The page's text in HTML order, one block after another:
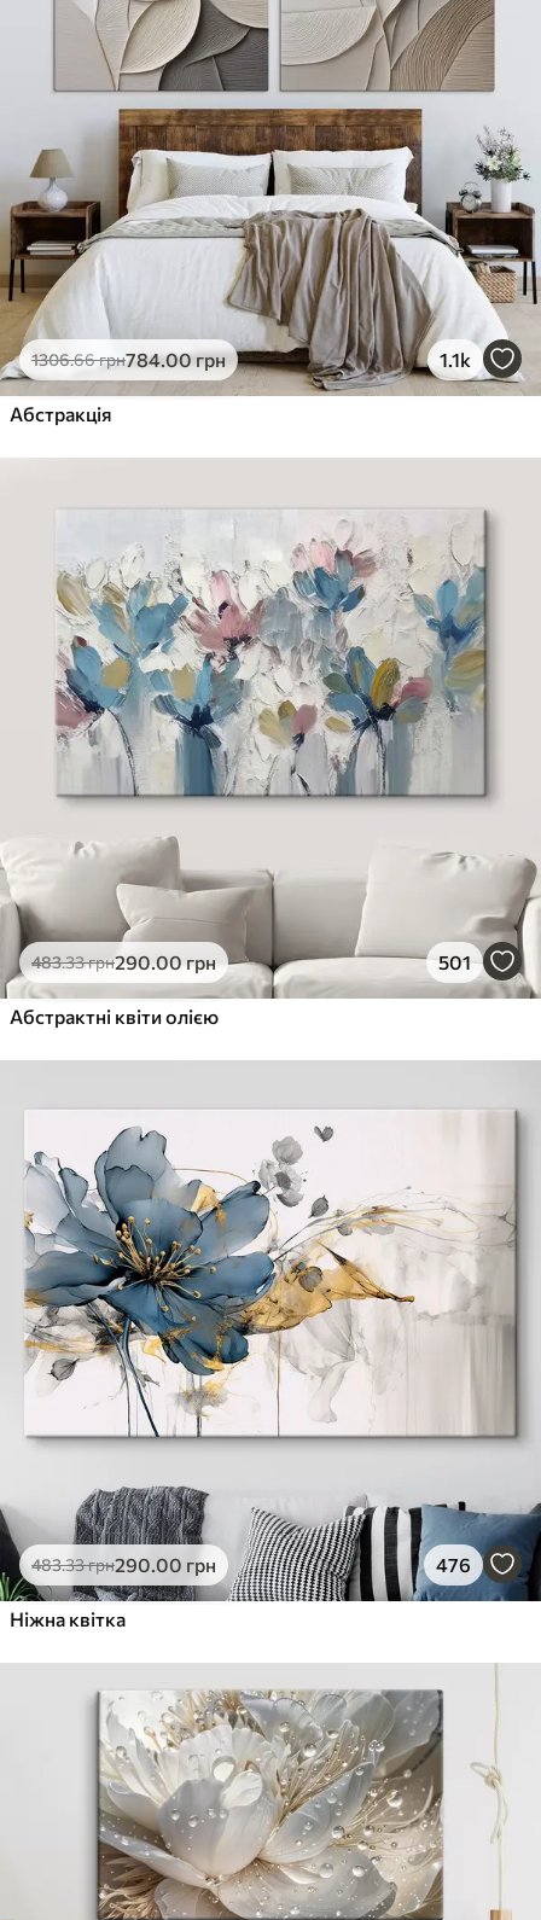
1306.66грн784.00грн 1.1k
Абстракція
483.33грн290.00грн 501
Абстрактні квіти олією
483.33грн290.00 грн 476
Ніжна квітка